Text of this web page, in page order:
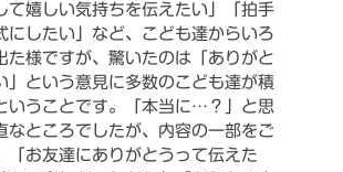
て嬉しい気持ちを伝えたい」「拍手
にしたい」など、こども達からいろ
た様ですが、驚いたのは「ありがと
」という意見に多数のこども達が積
いうことです。「本当に…？」と思
なところでしたが、内容の一部をご
「お友達にありがとうって伝えた